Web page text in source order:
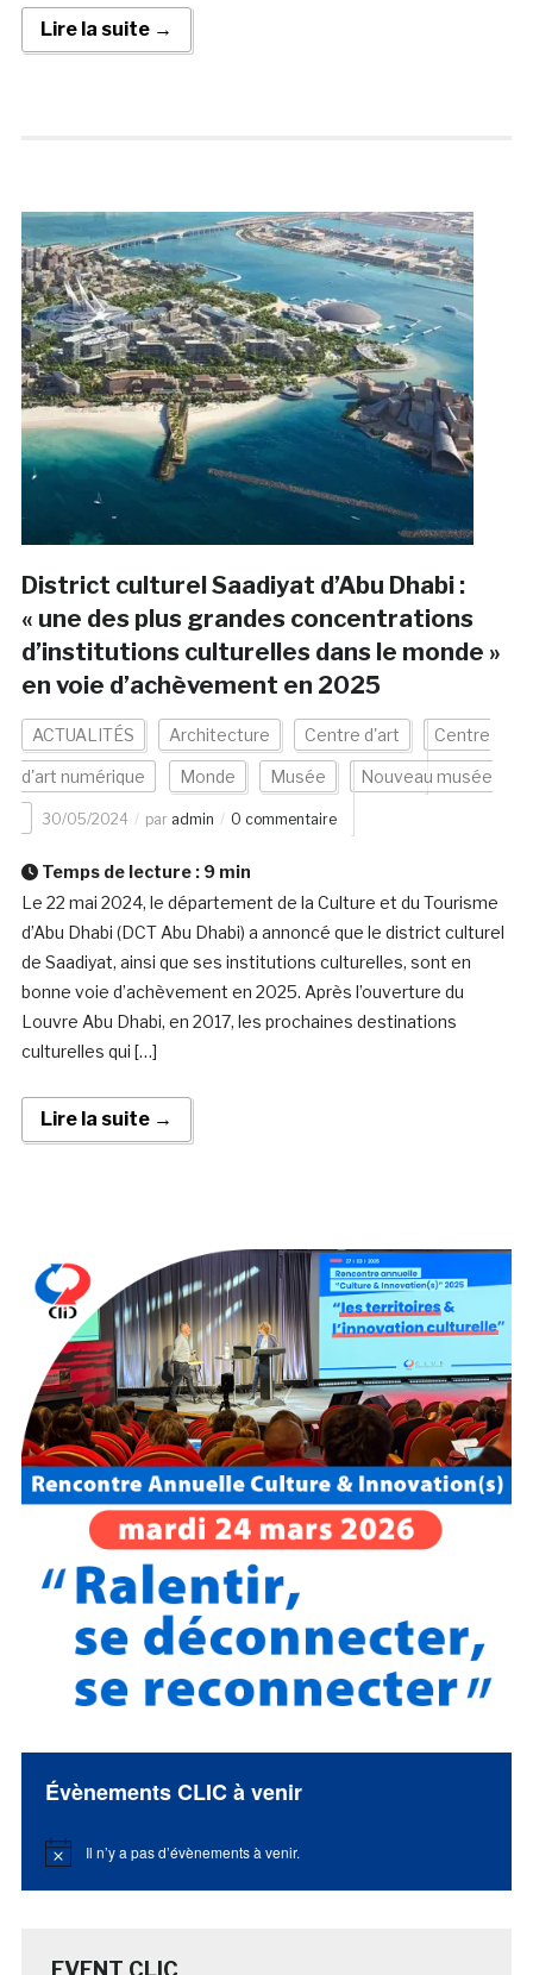
Lire la suite →
District culturel Saadiyat d’Abu Dhabi :
« une des plus grandes concentrations
d’institutions culturelles dans le monde »
en voie d’achèvement en 2025
ACTUALITÉS Architecture Centre d'art Centre
d'art numérique Monde Musée Nouveau musée
30/05/2024 par admin 0 commentaire
Temps de lecture : 9 min
Le 22 mai 2024, le département de la Culture et du Tourisme
d’Abu Dhabi (DCT Abu Dhabi) a annoncé que le district culturel
de Saadiyat, ainsi que ses institutions culturelles, sont en
bonne voie d’achèvement en 2025. Après l’ouverture du
Louvre Abu Dhabi, en 2017, les prochaines destinations
culturelles qui […]
Lire la suite →
Évènements CLIC à venir
Notice Il n’y a pas d’évènements à venir.
EVENT CLIC